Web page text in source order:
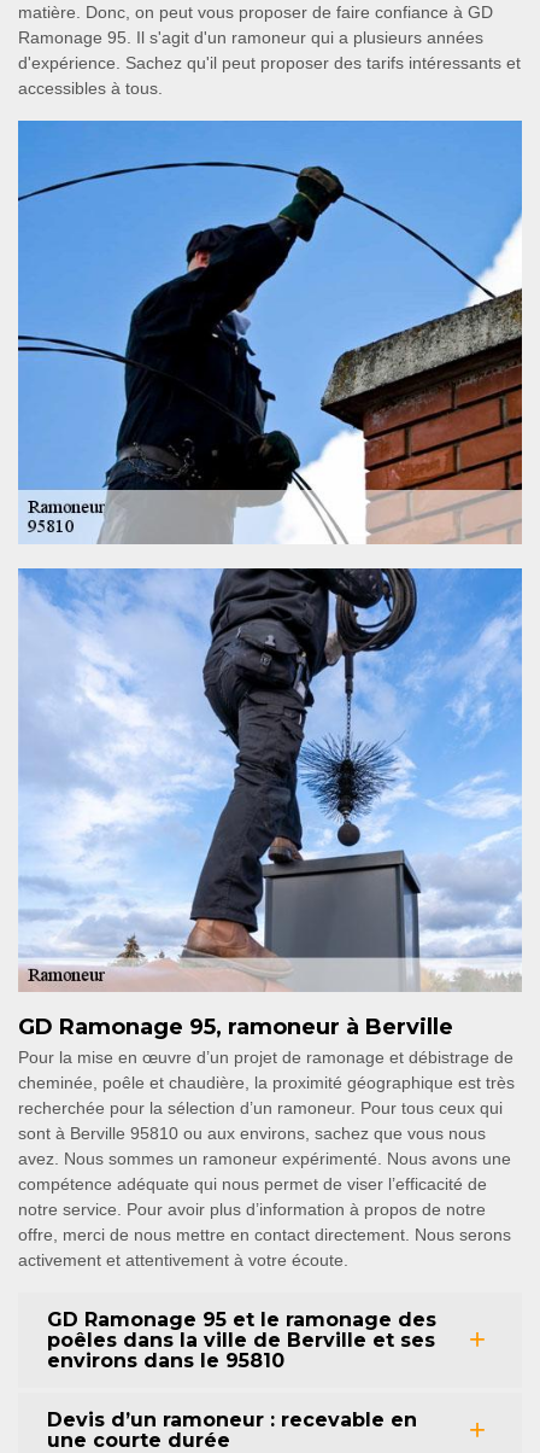
matière. Donc, on peut vous proposer de faire confiance à GD
Ramonage 95. Il s'agit d'un ramoneur qui a plusieurs années
d'expérience. Sachez qu'il peut proposer des tarifs intéressants et
accessibles à tous.
GD Ramonage 95, ramoneur à Berville
Pour la mise en œuvre d’un projet de ramonage et débistrage de
cheminée, poêle et chaudière, la proximité géographique est très
recherchée pour la sélection d’un ramoneur. Pour tous ceux qui
sont à Berville 95810 ou aux environs, sachez que vous nous
avez. Nous sommes un ramoneur expérimenté. Nous avons une
compétence adéquate qui nous permet de viser l’efficacité de
notre service. Pour avoir plus d’information à propos de notre
offre, merci de nous mettre en contact directement. Nous serons
activement et attentivement à votre écoute.
GD Ramonage 95 et le ramonage des
poêles dans la ville de Berville et ses
environs dans le 95810
Devis d’un ramoneur : recevable en
une courte durée